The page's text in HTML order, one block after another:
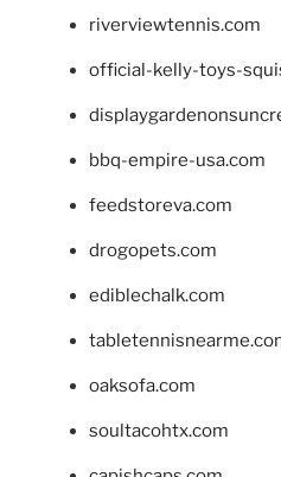
riverviewtennis.com
official-kelly-toys-
bbq-empire-usa.com
feedstoreva.com
drogopets.com
ediblechalk.com
oaksofa.com
soultacohtx.com